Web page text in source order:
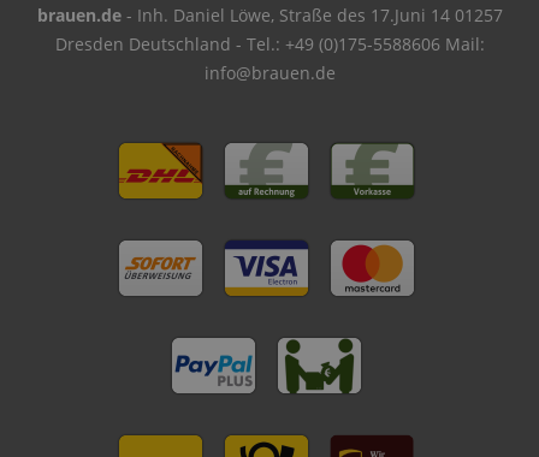
brauen.de- Inh. Daniel Löwe, Straße des 17.Juni 14 01257
Dresden Deutschland - Tel.: +49 (0)175-5588606 Mail:
info@brauen.de